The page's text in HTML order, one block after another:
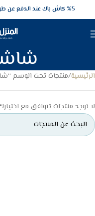
5‎% كاش باك عند الدفع عن طريق الفيزا البنكيه
الرئيسية منتجات تحت الوسم
لا توجد منتجات تتوافق مع